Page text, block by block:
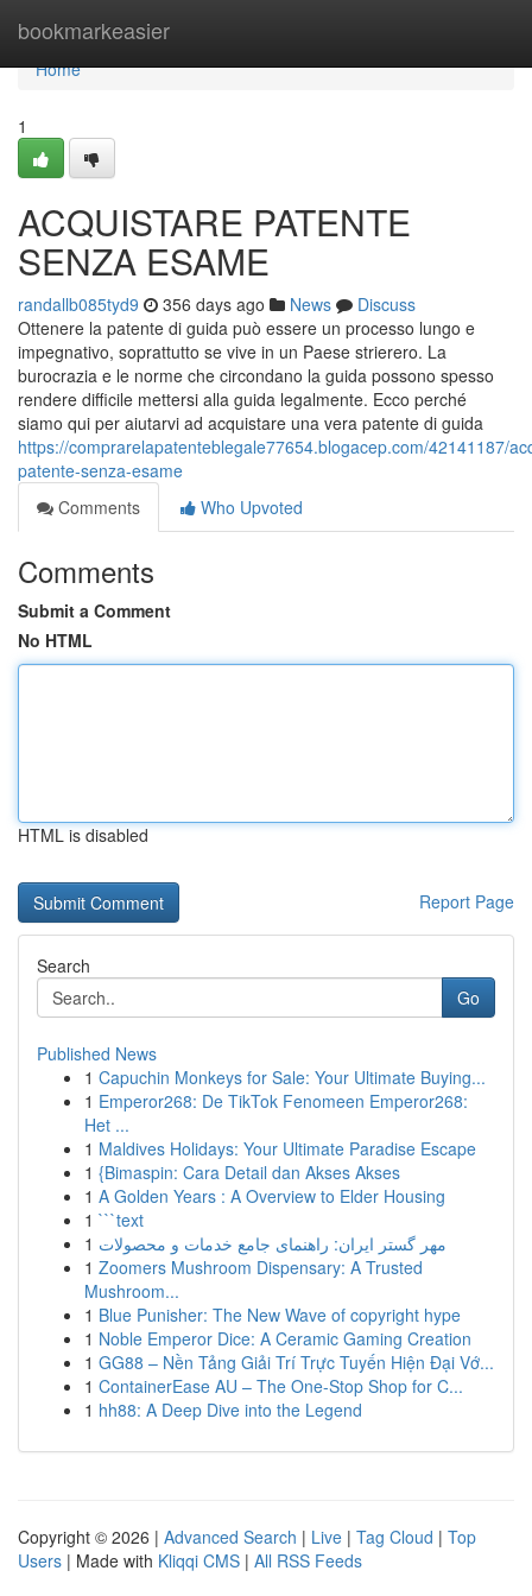
bookmarkeasier
Home
Home
1
ACQUISTARE PATENTE
SENZA ESAME
randallb085tyd9 356 days ago News
Discuss
Ottenere la patente di guida può essere un processo lungo e
impegnativo, soprattutto se vive in un Paese strierero. La
burocrazia e le norme che circondano la guida possono spesso
rendere difficile mettersi alla guida legalmente. Ecco perché
siamo qui per aiutarvi ad acquistare una vera patente di guida
https://comprarelapatenteblegale77654.blogacep.com/42141187/
patente-senza-esame
Comments
Who Upvoted
Comments
Submit a Comment
No HTML
HTML is disabled
Report Page
Search
Go
Published News
1 Capuchin Monkeys for Sale: Your Ultimate Buying...
1 Emperor268: De TikTok Fenomeen Emperor268:
Het ...
1 Maldives Holidays: Your Ultimate Paradise Escape
1 {Bimaspin: Cara Detail dan Akses Akses
1 A Golden Years : A Overview to Elder Housing
1 ```text
1 مهر گستر ایران: راهنمای جامع خدمات و محصولات
1 Zoomers Mushroom Dispensary: A Trusted
Mushroom...
1 Blue Punisher: The New Wave of copyright hype
1 Noble Emperor Dice: A Ceramic Gaming Creation
1 GG88 – Nền Tảng Giải Trí Trực Tuyến Hiện Đại Vớ...
1 ContainerEase AU – The One-Stop Shop for C...
1 hh88: A Deep Dive into the Legend
Copyright © 2026 | Advanced Search | Live | Tag Cloud | Top
Users | Made with Kliqqi CMS | All RSS Feeds